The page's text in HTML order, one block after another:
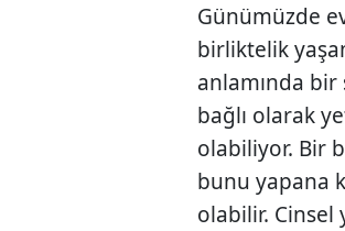
Günümüzde
birliktelik
anlamında bir
bağlı olarak
olabiliyor. Bir
bunu yapana
olabilir.